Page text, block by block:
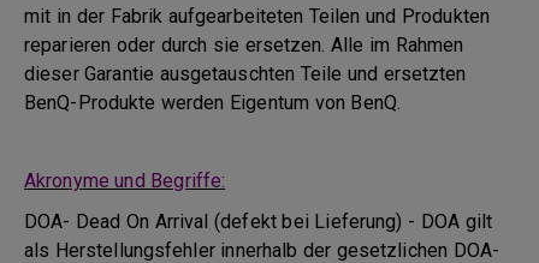
mit in der Fabrik aufgearbeiteten Teilen und Produkten
reparieren oder durch sie ersetzen. Alle im Rahmen
dieser Garantie ausgetauschten Teile und ersetzten
BenQ-Produkte werden Eigentum von BenQ.
Akronyme und Begriffe:
DOA- Dead On Arrival (defekt bei Lieferung) - DOA gilt
als Herstellungsfehler innerhalb der gesetzlichen DOA-